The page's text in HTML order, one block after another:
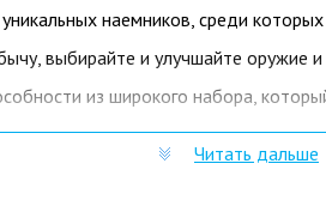
наемников, среди
выбирайте и улучшайте оружие
из широкого набора,
в ролевой игре с открытым
Читать дальше